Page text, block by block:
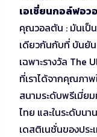
เอเชี่ยนกอล์ฟอว
คุณวอลตัน : มันเป็น
เดียวกันกับที่ บันยั
เฉพาะรางวัล
ที่เราได้จากคุณภาพ
สนามระดับพรีเมี่ย
ไทย และในระดับน
เดสติเนชั่นของปร